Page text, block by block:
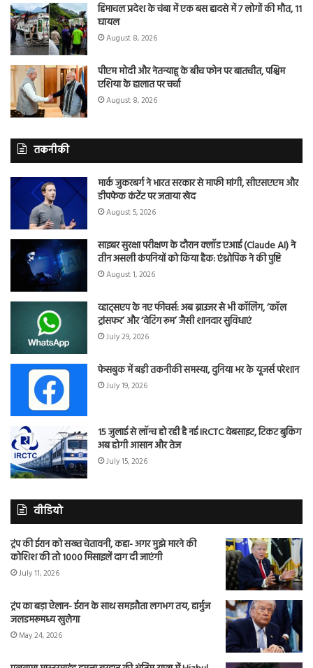
हिमाचल प्रदेश के चंबा में एक बस हादसे में 7 लोगों की मौत, 11
घायल
August 8, 2026
पीएम मोदी और नेतन्याहू के बीच फोन पर बातचीत, पश्चिम
एशिया के हालात पर चर्चा
August 8, 2026
तकनीकी
मार्क जुकरबर्ग ने भारत सरकार से माफी मांगी, सीएसएएम और
डीपफेक कंटेंट पर जताया खेद
August 5, 2026
साइबर सुरक्षा परीक्षण के दौरान क्लॉड एआई (Claude AI) ने
तीन असली कंपनियों को किया हैक: एंथ्रोपिक ने की पुष्टि
August 1, 2026
व्हाट्सएप के नए फीचर्स: अब ब्राउजर से भी कॉलिंग, ‘कॉल
ट्रांसफर’ और ‘वेटिंग रूम’ जैसी शानदार सुविधाएं
July 29, 2026
फेसबुक में बड़ी तकनीकी समस्या, दुनिया भर के यूजर्स परेशान
July 19, 2026
15 जुलाई से लॉन्च हो रही है नई IRCTC वेबसाइट, टिकट बुकिंग
अब होगी आसान और तेज
July 15, 2026
वीडियो
ट्रंप की ईरान को सख्त चेतावनी, कहा- अगर मुझे मारने की
कोशिश की तो 1000 मिसाइलें दाग दी जाएंगी
July 11, 2026
ट्रंप का बड़ा ऐलान- ईरान के साथ समझौता लगभग तय, हार्मुज
जलडमरूमध्य खुलेगा
May 24, 2026